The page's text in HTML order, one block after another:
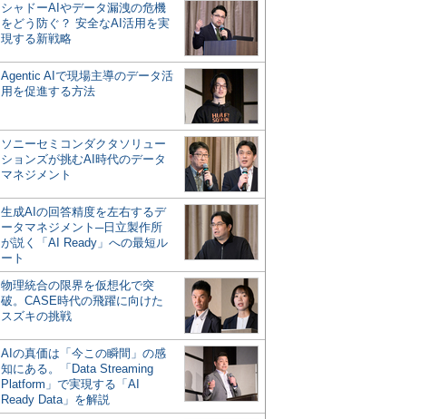
シャドーAIやデータ漏洩の危機
をどう防ぐ？ 安全なAI活用を実
現する新戦略
Agentic AIで現場主導のデータ活
用を促進する方法
ソニーセミコンダクタソリュー
ションズが挑むAI時代のデータ
マネジメント
生成AIの回答精度を左右するデ
ータマネジメント─日立製作所
が説く「AI Ready」への最短ル
ート
物理統合の限界を仮想化で突
破。CASE時代の飛躍に向けた
スズキの挑戦
AIの真価は「今この瞬間」の感
知にある。「Data Streaming
Platform」で実現する「AI
Ready Data」を解説